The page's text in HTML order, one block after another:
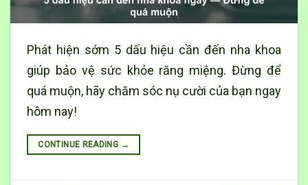
Phát hiện sớm 5 dấu hiệu cần đến nha khoa
giúp bảo vệ sức khỏe răng miệng. Đừng để
quá muộn, hãy chăm sóc nụ cười của bạn ngay
hôm nay!
CONTINUE READING →